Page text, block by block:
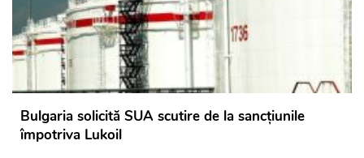
Bulgaria solicită SUA scutire de la sancțiunile
împotriva Lukoil